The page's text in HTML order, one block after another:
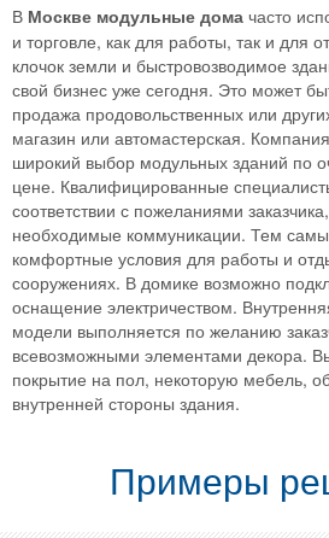
В Москве модульные дома часто
и торговле, как для работы, так и для
клочок земли и быстровозводимое
свой бизнес уже сегодня. Это может
продажа продовольственных или
магазин или автомастерская. Компания
широкий выбор модульных зданий по
цене. Квалифицированные
соответствии с пожеланиями
необходимые коммуникации. Тем
комфортные условия для работы и
сооружениях. В домике возможно
оснащение электричеством.
модели выполняется по желанию
всевозможными элементами декора.
покрытие на пол, некоторую мебель,
внутренней стороны здания.
Примеры